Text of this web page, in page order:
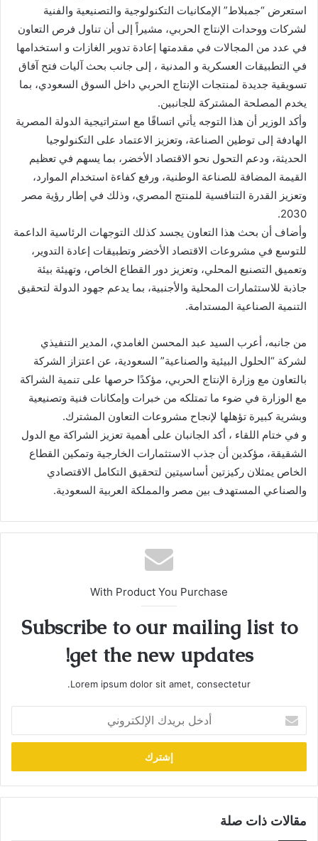
استعرض “جمبلاط” الإمكانيات التكنولوجية والتصنيعية والفنية
لشركات ووحدات الإنتاج الحربي، مشيراً إلى أن تناول فرص التعاون
في عدد من المجالات في مقدمتها إعادة تدوير الغازات و استخدامها
في التطبيقات العسكرية و المدنية ، إلى جانب بحث آليات فتح آفاق
تسويقية جديدة لمنتجات الإنتاج الحربي داخل السوق السعودي، بما
يخدم المصلحة المشتركة للجانبين.
وأكد الوزير أن هذا التوجه يأتي اتساقًا مع استراتيجية الدولة المصرية
الهادفة إلى توطين الصناعة، وتعزيز الاعتماد على التكنولوجيا
الحديثة، ودعم التحول نحو الاقتصاد الأخضر، بما يسهم في تعظيم
القيمة المضافة للصناعة الوطنية، ورفع كفاءة استخدام الموارد،
وتعزيز القدرة التنافسية للمنتج المصري، وذلك في إطار رؤية مصر
2030.
وأضاف أن بحث هذا التعاون يجسد كذلك التوجهات الرئاسية الداعمة
للتوسع في مشروعات الاقتصاد الأخضر وتطبيقات إعادة التدوير،
وتعميق التصنيع المحلي، وتعزيز دور القطاع الخاص، وتهيئة بيئة
جاذبة للاستثمارات المحلية والأجنبية، بما يدعم جهود الدولة لتحقيق
التنمية الصناعية المستدامة.
من جانبه، أعرب السيد عبد المحسن الغامدي، المدير التنفيذي
لشركة “الحلول البيئية والصناعية” السعودية، عن اعتزاز الشركة
بالتعاون مع وزارة الإنتاج الحربي، مؤكدًا حرصها على تنمية الشراكة
مع الوزارة في ضوء ما تمتلكه من خبرات وإمكانات فنية وتصنيعية
وبشرية كبيرة تؤهلها لإنجاح مشروعات التعاون المشترك.
و في ختام اللقاء ، أكد الجانبان على أهمية تعزيز الشراكة مع الدول
الشقيقة، مؤكدين أن جذب الاستثمارات الخارجية وتمكين القطاع
الخاص يمثلان ركيزتين أساسيتين لتحقيق التكامل الاقتصادي
والصناعي المستهدف بين مصر والمملكة العربية السعودية.
With Product You Purchase
Subscribe to our mailing list to
get the new updates!
Lorem ipsum dolor sit amet, consectetur.
بريدك
الإلكتروني
مقالات ذات صلة